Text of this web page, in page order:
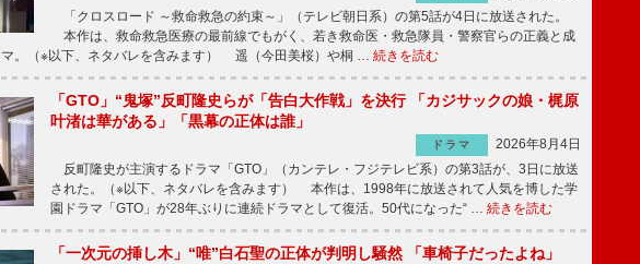
「クロスロード ～救命救急の約束～」（テレビ朝日系）の第5話が4日に放送された。
本作は、救命救急医療の最前線でもがく、若き救命医・救急隊員・警察官らの正義と成
マ。（※以下、ネタバレを含みます） 遥（今田美桜）や桐 … 続きを読む
「GTO」“鬼塚”反町隆史らが「告白大作戦」を決行 「カジサックの娘・梶原
叶渚は華がある」「黒幕の正体は誰」
ドラマ
2026年8月4日
反町隆史が主演するドラマ「GTO」（カンテレ・フジテレビ系）の第3話が、3日に放送
された。（※以下、ネタバレを含みます） 本作は、1998年に放送されて人気を博した学
園ドラマ「GTO」が28年ぶりに連続ドラマとして復活。50代になった“ … 続きを読む
「一次元の挿し木」“唯”白石聖の正体が判明し騒然 「車椅子だったよね」